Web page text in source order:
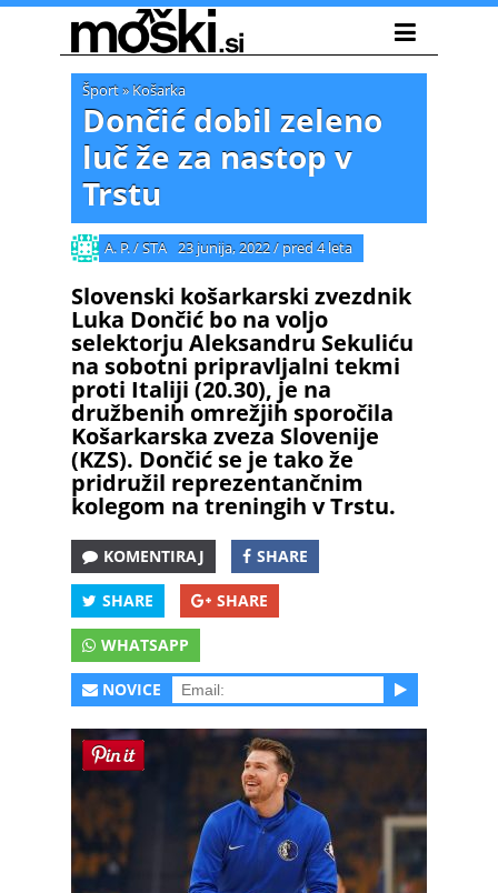
Šport» Košarka
Dončić dobil zeleno
luč že za nastop v
Trstu
A. P. / STA 23 junija, 2022/ pred 4 leta
Slovenski košarkarski zvezdnik
Luka Dončić bo na voljo
selektorju Aleksandru Sekuliću
na sobotni pripravljalni tekmi
proti Italiji (20.30), je na
družbenih omrežjih sporočila
Košarkarska zveza Slovenije
(KZS). Dončić se je tako že
pridružil reprezentančnim
kolegom na treningih v Trstu.
KOMENTIRAJ SHARE
SHARE SHARE
WHATSAPP
NOVICE